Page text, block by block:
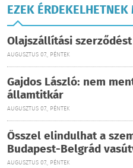
EZEK ÉRDEKELHETNEK
Olajszállítási
AUGUSZTUS 07., PÉNTEK
Gajdos László: nem
államtitkár
AUGUSZTUS 07., PÉNTEK
Ősszel elindulhat a
Budapest-Belgrád
AUGUSZTUS 07., PÉNTEK